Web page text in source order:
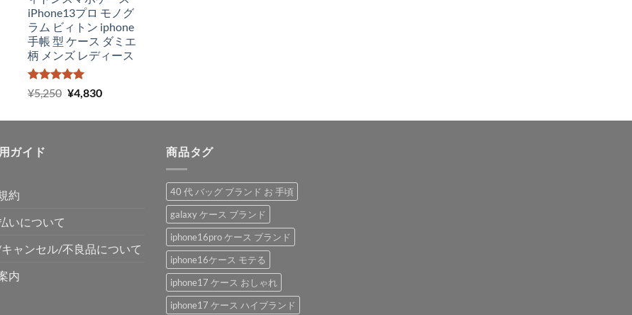
iPhone13プロ モノグ
ラム ビィトン iphone
手帳 型 ケース ダミエ
柄 メンズ レディース
5段階中
5.00
の評価
¥5,250 元
価
¥4,830現
の
ガイド
約
いについて
ャンセル/不良品について
内
商品タグ
40 代 バッグ ブランド お 手頃
galaxy ケース ブランド
iphone16pro ケース ブランド
iphone16ケース モテる
iphone17 ケース おしゃれ
iphone17 ケース ハイブランド